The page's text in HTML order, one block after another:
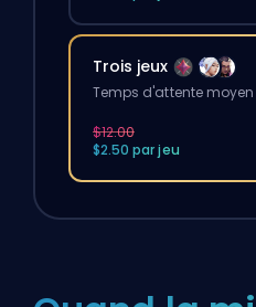
Trois jeux
Temps d'attente
$12.00
$2.50 par jeu